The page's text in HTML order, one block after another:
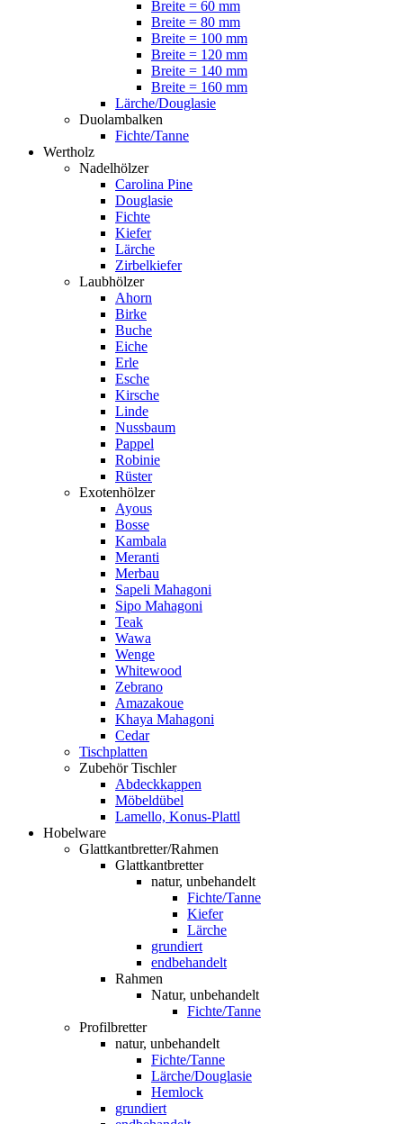
Breite = 60 mm
Breite = 80 mm
Breite = 100 mm
Breite = 120 mm
Breite = 140 mm
Breite = 160 mm
Lärche/Douglasie
Duolambalken
Fichte/Tanne
Wertholz
Nadelhölzer
Carolina Pine
Douglasie
Fichte
Kiefer
Lärche
Zirbelkiefer
Laubhölzer
Ahorn
Birke
Buche
Eiche
Erle
Esche
Kirsche
Linde
Nussbaum
Pappel
Robinie
Rüster
Exotenhölzer
Ayous
Bosse
Kambala
Meranti
Merbau
Sapeli Mahagoni
Sipo Mahagoni
Teak
Wawa
Wenge
Whitewood
Zebrano
Amazakoue
Khaya Mahagoni
Cedar
Tischplatten
Zubehör Tischler
Abdeckkappen
Möbeldübel
Lamello, Konus-Plattl
Hobelware
Glattkantbretter/Rahmen
Glattkantbretter
natur, unbehandelt
Fichte/Tanne
Kiefer
Lärche
grundiert
endbehandelt
Rahmen
Natur, unbehandelt
Fichte/Tanne
Profilbretter
natur, unbehandelt
Fichte/Tanne
Lärche/Douglasie
Hemlock
grundiert